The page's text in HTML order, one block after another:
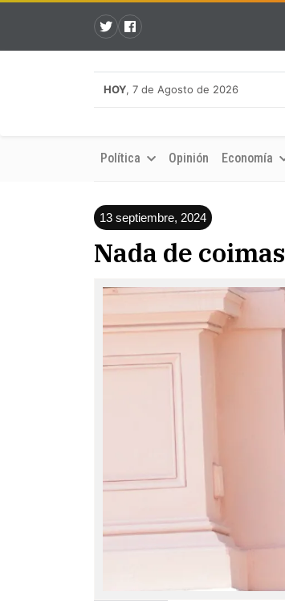
HOY, 7 de Agosto de 2026
Política Opinión Economía
13 septiembre, 2024
Nada de coimas